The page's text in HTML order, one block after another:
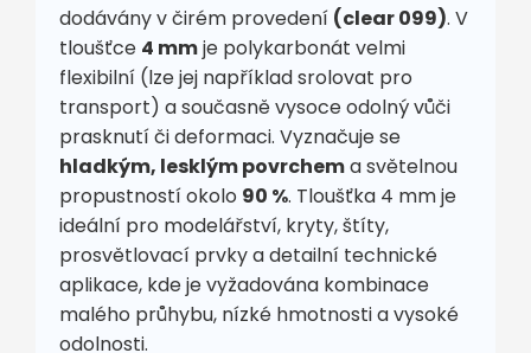
dodávány v čirém provedení (clear 099). V
tloušťce 4 mmje polykarbonát velmi
flexibilní (lze jej například srolovat pro
transport) a současně vysoce odolný vůči
prasknutí či deformaci. Vyznačuje se
hladkým, lesklým povrchema světelnou
propustností okolo 90 %. Tloušťka 4 mm je
ideální pro modelářství, kryty, štíty,
prosvětlovací prvky a detailní technické
aplikace, kde je vyžadována kombinace
malého průhybu, nízké hmotnosti a vysoké
odolnosti.